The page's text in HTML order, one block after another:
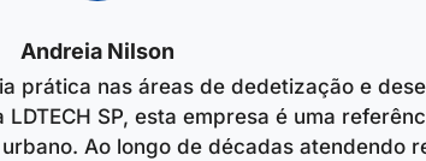
Andreia Nilson
prática nas áreas de dedetização e
SP, esta empresa é uma
Ao longo de décadas atendendo